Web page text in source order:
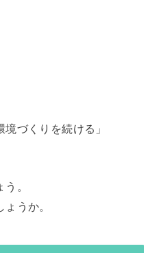
づくりを続ける」
。
うか。